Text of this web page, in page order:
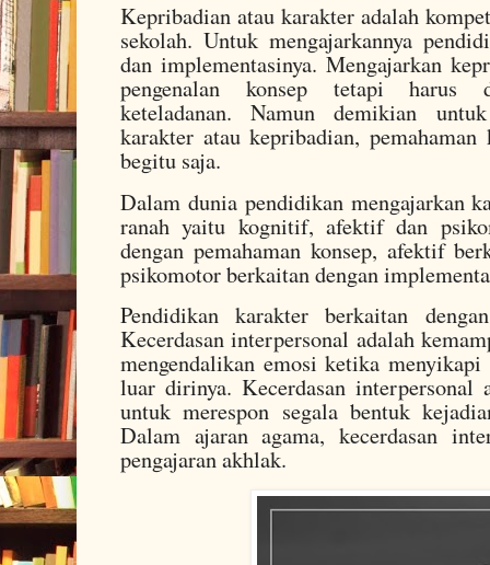
Kepribadian atau karakter adalah
sekolah. Untuk mengajarkannya
dan implementasinya. Mengajarkan
pengenalan konsep tetapi harus
keteladanan. Namun demikian
karakter atau kepribadian,
begitu saja.
Dalam dunia pendidikan mengajarkan
ranah yaitu kognitif, afektif dan
dengan pemahaman konsep, afektif
psikomotor berkaitan dengan
Pendidikan karakter berkaitan
Kecerdasan interpersonal adalah
mengendalikan emosi ketika
luar dirinya. Kecerdasan interpersonal
untuk merespon segala bentuk
Dalam ajaran agama, kecerdasan
pengajaran akhlak.